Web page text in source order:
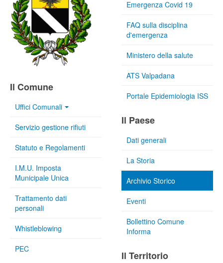
Il Comune
Uffici Comunali
Servizio gestione rifiuti
Statuto e Regolamenti
I.M.U. Imposta
Municipale Unica
Trattamento dati
personali
Whistleblowing
PEC
Emergenza Covid 19
FAQ sulla disciplina
d'emergenza
Ministero della salute
ATS Valpadana
Portale Epidemiologia ISS
Il Paese
Dati generali
La Storia
Archivio Storico
Eventi
Bollettino Comune
Informa
Il Territorio